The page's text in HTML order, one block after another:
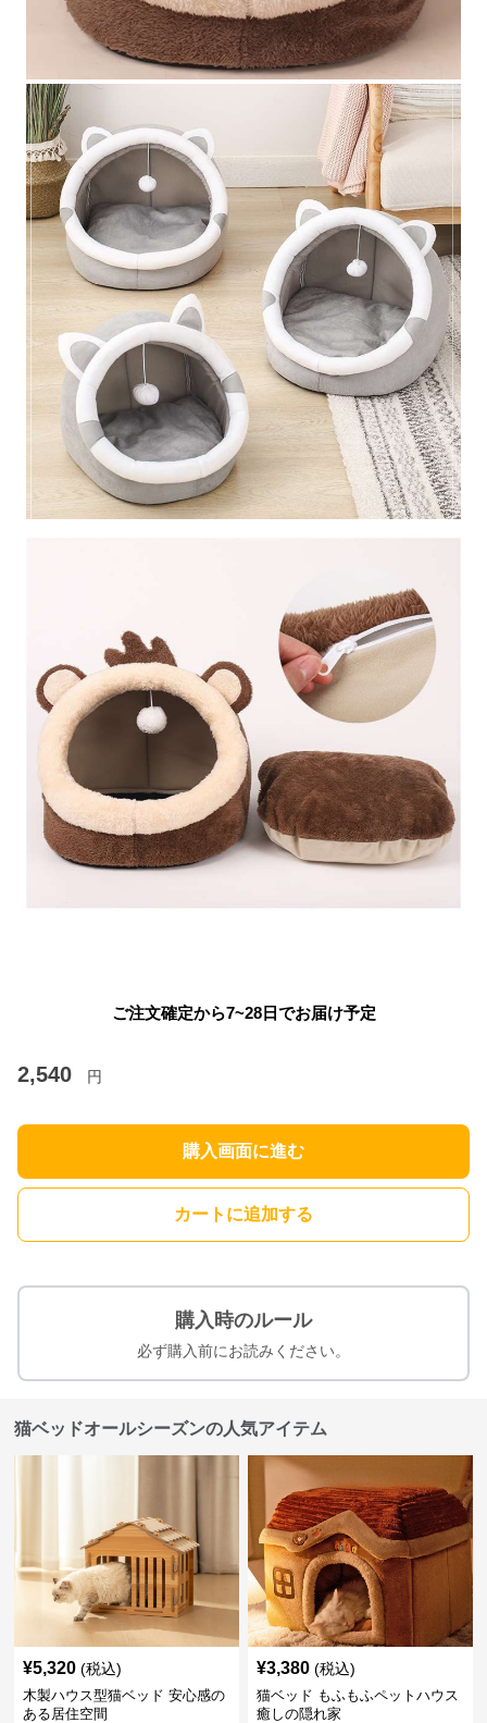
ご注文確定から7~28日でお届け予定
2,540 円
購入画面に進む
カートに追加する
購入時のルール
必ず購入前にお読みください。
猫ベッドオールシーズンの人気アイテム
¥5,320 (税込)
木製ハウス型猫ベッド 安心感の
ある居住空間
¥3,380 (税込)
猫ベッド もふもふペットハウス
癒しの隠れ家